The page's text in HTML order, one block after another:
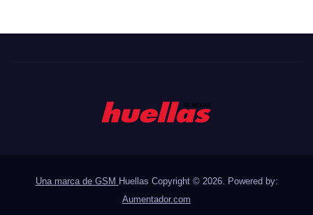
Una marca de GSM Huellas Copyright © 2026. Powered by:
Aumentador.com